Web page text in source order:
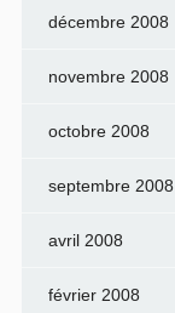
décembre 2008
novembre 2008
octobre 2008
septembre 2008
avril 2008
février 2008